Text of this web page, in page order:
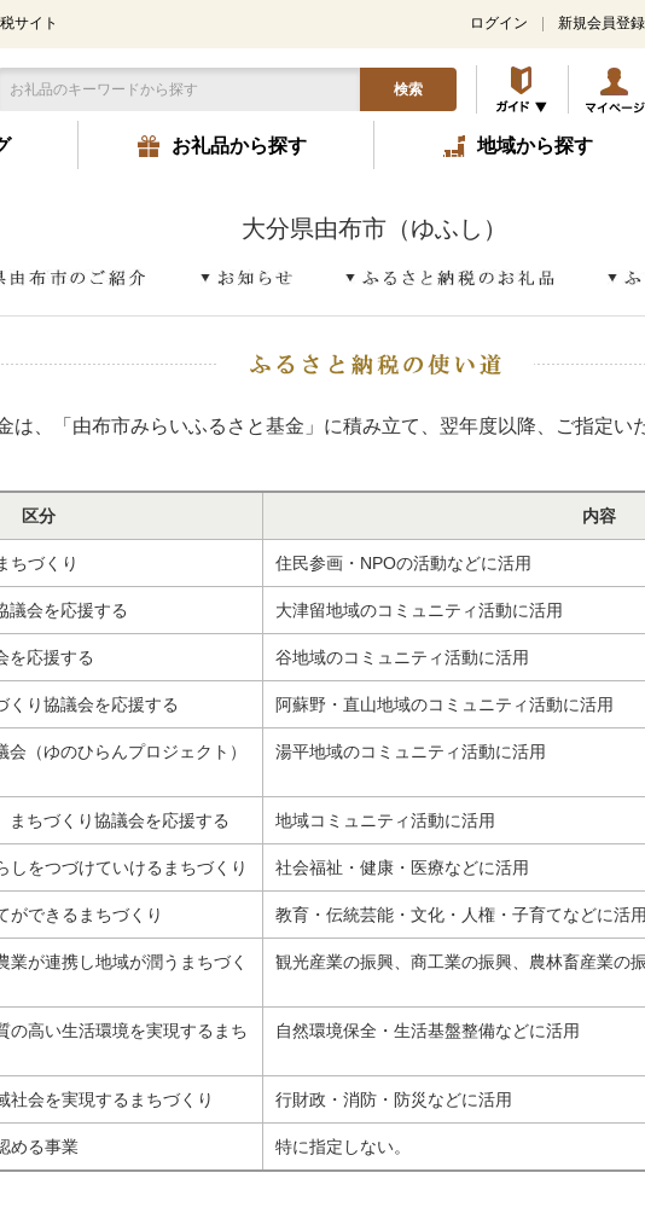
サイト ログイン 新規会員登録
検索
お礼品から探す 地域から探す
大分県由布市（ゆふし）
は、「由布市みらいふるさと基金」に積み立て、翌年度以降、ご指定い
区分 内容
ちづくり 住民参画・NPOの活動などに活用
議会を応援する 大津留地域のコミュニティ活動に活用
を応援する 谷地域のコミュニティ活動に活用
くり協議会を応援する 阿蘇野・直山地域のコミュニティ活動に活用
（ゆのひらんプロジェクト）
湯平地域のコミュニティ活動に活用
まちづくり協議会を応援する 地域コミュニティ活動に活用
しをつづけていけるまちづくり 社会福祉・健康・医療などに活用
ができるまちづくり 教育・伝統芸能・文化・人権・子育てなどに活
業が連携し地域が潤うまちづく
観光産業の振興、商工業の振興、農林畜産業の
の高い生活環境を実現するまち
自然環境保全・生活基盤整備などに活用
社会を実現するまちづくり 行財政・消防・防災などに活用
める事業 特に指定しない。